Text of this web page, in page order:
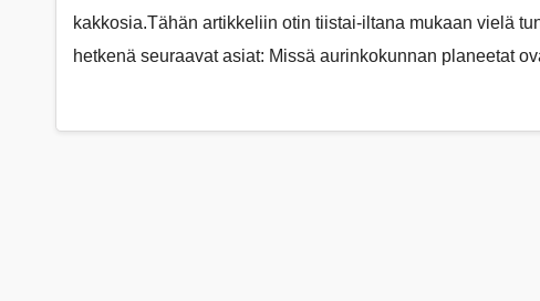
kakkosia.Tähän artikkeliin otin tiistai-iltana mukaan vielä
hetkenä seuraavat asiat: Missä aurinkokunnan planeetat